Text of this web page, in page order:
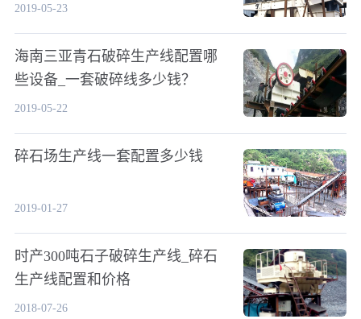
2019-05-23
海南三亚青石破碎生产线配置哪
些设备_一套破碎线多少钱？
2019-05-22
碎石场生产线一套配置多少钱
2019-01-27
时产300吨石子破碎生产线_碎石
生产线配置和价格
2018-07-26